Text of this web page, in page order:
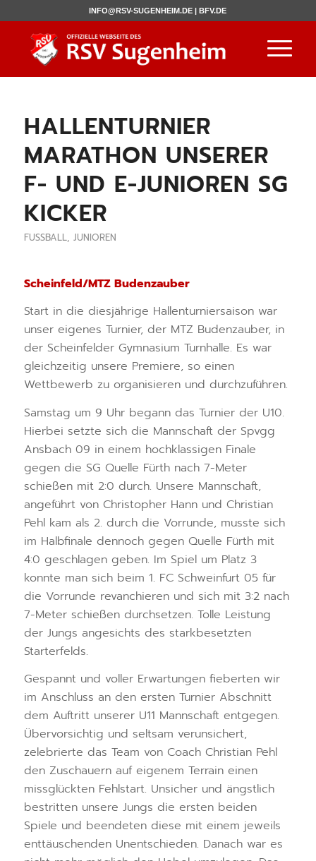
INFO@RSV-SUGENHEIM.DE |BFV.DE
HALLENTURNIER
MARATHON UNSERER
F- UND E-JUNIOREN SG
KICKER
FUSSBALL, JUNIOREN
Scheinfeld/MTZ Budenzauber
Start in die diesjährige Hallenturniersaison war
unser eigenes Turnier, der MTZ Budenzauber, in
der Scheinfelder Gymnasium Turnhalle. Es war
gleichzeitig unsere Premiere, so einen
Wettbewerb zu organisieren und durchzuführen.
Samstag um 9 Uhr begann das Turnier der U10.
Hierbei setzte sich die Mannschaft der Spvgg
Ansbach 09 in einem hochklassigen Finale
gegen die SG Quelle Fürth nach 7-Meter
schießen mit 2:0 durch. Unsere Mannschaft,
angeführt von Christopher Hann und Christian
Pehl kam als 2. durch die Vorrunde, musste sich
im Halbfinale dennoch gegen Quelle Fürth mit
4:0 geschlagen geben. Im Spiel um Platz 3
konnte man sich beim 1. FC Schweinfurt 05 für
die Vorrunde revanchieren und sich mit 3:2 nach
7-Meter schießen durchsetzen. Tolle Leistung
der Jungs angesichts des starkbesetzten
Starterfelds.
Gespannt und voller Erwartungen fieberten wir
im Anschluss an den ersten Turnier Abschnitt
dem Auftritt unserer U11 Mannschaft entgegen.
Übervorsichtig und seltsam verunsichert,
zelebrierte das Team von Coach Christian Pehl
den Zuschauern auf eigenem Terrain einen
missglückten Fehlstart. Unsicher und ängstlich
bestritten unsere Jungs die ersten beiden
Spiele und beendeten diese mit einem jeweils
enttäuschenden Unentschieden. Danach war es